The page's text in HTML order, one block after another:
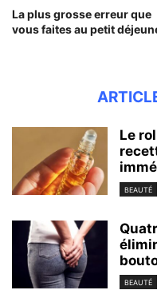
La plus grosse erreur que
vous faites au petit
Le
BEAUTÉ
BEAUTÉ